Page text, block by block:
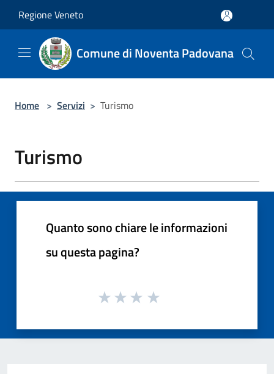
Regione Veneto
Comune di Noventa Padovana
Home > Servizi > Turismo
Turismo
Quanto sono chiare le informazioni
su questa pagina?